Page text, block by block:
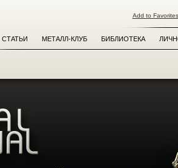
Add to Favorites
СТАТЬИ МЕТАЛЛ-КЛУБ БИБЛИОТЕКА